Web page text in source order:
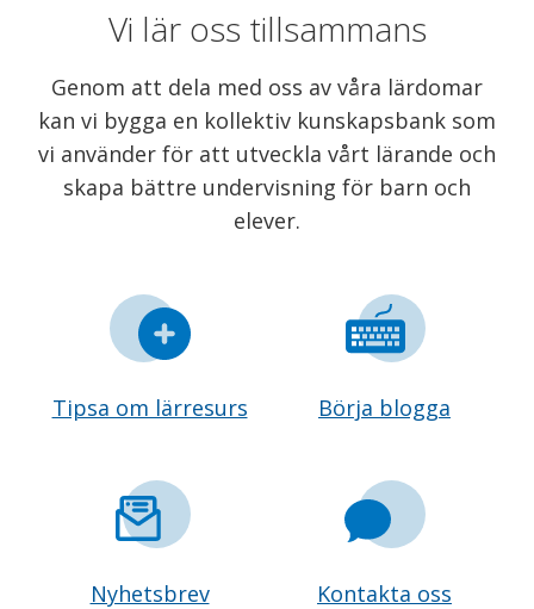
Vi lär oss tillsammans
Genom att dela med oss av våra lärdomar
kan vi bygga en kollektiv kunskapsbank som
vi använder för att utveckla vårt lärande och
skapa bättre undervisning för barn och
elever.
Tipsa om lärresurs Börja blogga
Nyhetsbrev Kontakta oss